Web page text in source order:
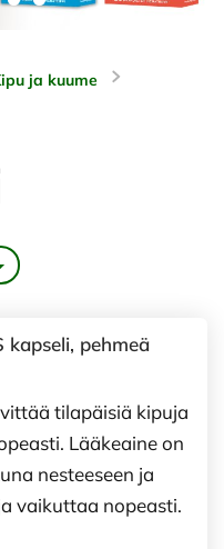
ja kuume
kapseli, pehmeä
tilapäisiä kipuja
Lääkeaine on
nesteeseen ja
vaikuttaa nopeasti.